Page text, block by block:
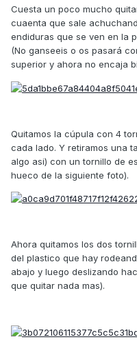
Cuesta un poco mucho
cuaenta que sale
endiduras que se ven en la
(No ganseeis o os pasará
superior y ahora no encaja
Quitamos la cúpula con 4
cada lado. Y retiramos una
algo asi) con un tornillo de
hueco de la siguiente foto).
Ahora quitamos los dos
del plastico que hay
abajo y luego deslizando
que quitar nada mas).